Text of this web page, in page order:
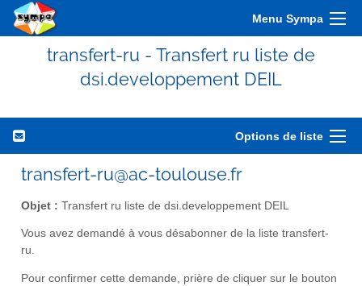
Menu Sympa
transfert-ru - Transfert ru liste de
dsi.developpement DEIL
Options de liste
transfert-ru@ac-toulouse.fr
Objet : Transfert ru liste de dsi.developpement DEIL
Vous avez demandé à vous désabonner de la liste transfert-
ru.
Pour confirmer cette demande, prière de cliquer sur le bouton